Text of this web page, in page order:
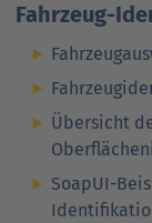
Fahrzeug-
Übersicht
SoapUI-